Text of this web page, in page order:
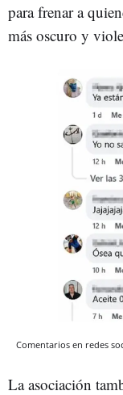
para frenar a
más oscuro y
Comentarios en redes
La asociación